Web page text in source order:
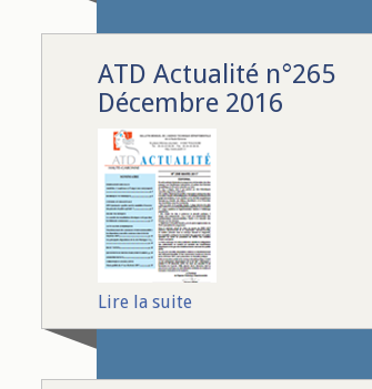
ATD Actualité n°265
Décembre 2016
Lire la suite